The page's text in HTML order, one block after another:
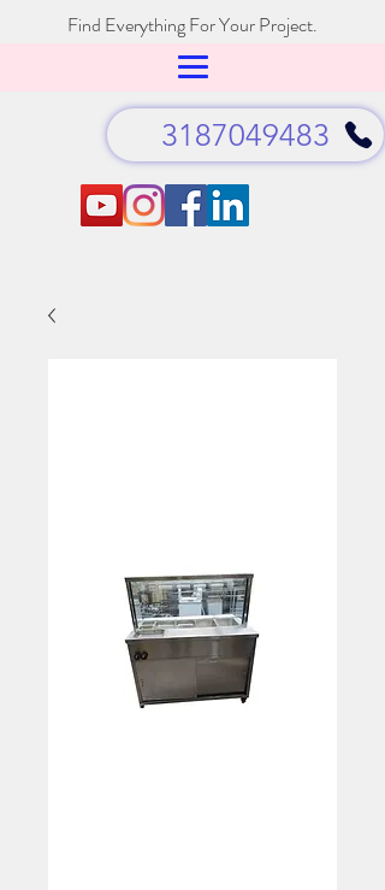
Find Everything For Your Project.
3187049483